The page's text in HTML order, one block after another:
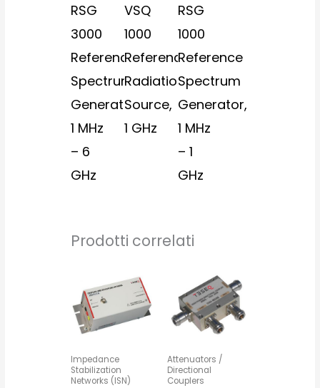
RSG
3000
Reference
Spectrum
Generator,
1 MHz
– 6
GHz
VSQ
1000
Reference
Radiation
Source,
1 GHz
RSG
1000
Reference
Spectrum
Generator,
1 MHz
– 1
GHz
Prodotti correlati
Impedance
Stabilization
Networks (ISN)
Attenuators /
Directional
Couplers